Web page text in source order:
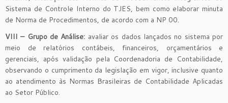
Sistema de Controle Interno do TJES, bem como elaborar minuta
de Norma de Procedimentos, de acordo com a NP 00.
VIII – Grupo de Análise: avaliar os dados lançados no sistema por
meio de relatórios contábeis, financeiros, orçamentários e
gerenciais, após validação pela Coordenadoria de Contabilidade,
observando o cumprimento da legislação em vigor, inclusive quanto
ao atendimento às Normas Brasileiras de Contabilidade Aplicadas
ao Setor Público.